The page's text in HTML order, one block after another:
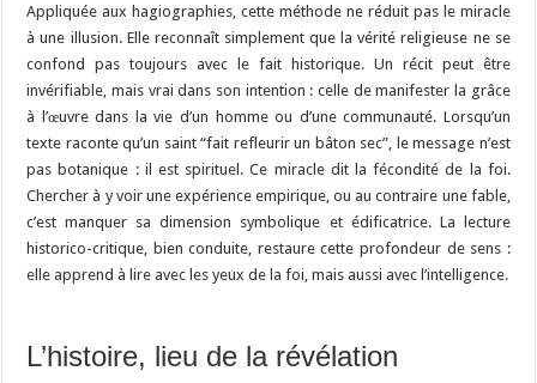
Appliquée aux hagiographies, cette méthode ne réduit pas le miracle
à une illusion. Elle reconnaît simplement que la vérité religieuse ne se
confond pas toujours avec le fait historique. Un récit peut être
invérifiable, mais vrai dans son intention : celle de manifester la grâce
à l’œuvre dans la vie d’un homme ou d’une communauté. Lorsqu’un
texte raconte qu’un saint “fait refleurir un bâton sec”, le message n’est
pas botanique : il est spirituel. Ce miracle dit la fécondité de la foi.
Chercher à y voir une expérience empirique, ou au contraire une fable,
c’est manquer sa dimension symbolique et édificatrice. La lecture
historico-critique, bien conduite, restaure cette profondeur de sens :
elle apprend à lire avec les yeux de la foi, mais aussi avec l’intelligence.
L’histoire, lieu de la révélation